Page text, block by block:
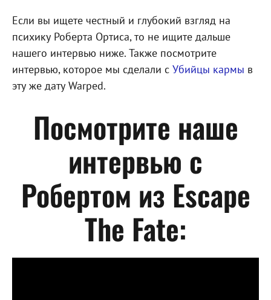
Если вы ищете честный и глубокий взгляд на
психику Роберта Ортиса, то не ищите дальше
нашего интервью ниже. Также посмотрите
интервью, которое мы сделали с Убийцы кармы в
эту же дату Warped.
Посмотрите наше
интервью с
Робертом из Escape
The Fate: